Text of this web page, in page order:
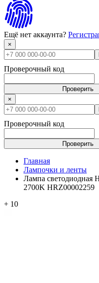
Ещё нет аккаунта?
×
Проверочный код
Проверить
×
Проверочный код
Проверить
Главная
Лампочки и ленты
Лампа светодиодная
2700K HRZ00002259
+ 10